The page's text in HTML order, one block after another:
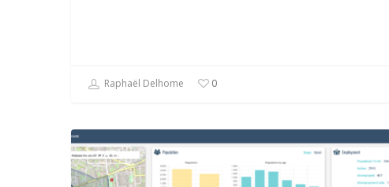
Raphaël Delhome 0
DATA